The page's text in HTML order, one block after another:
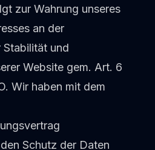
zur Wahrung unseres
an der
Stabilität und
Website gem. Art. 6
Wir haben mit dem
Schutz der Daten